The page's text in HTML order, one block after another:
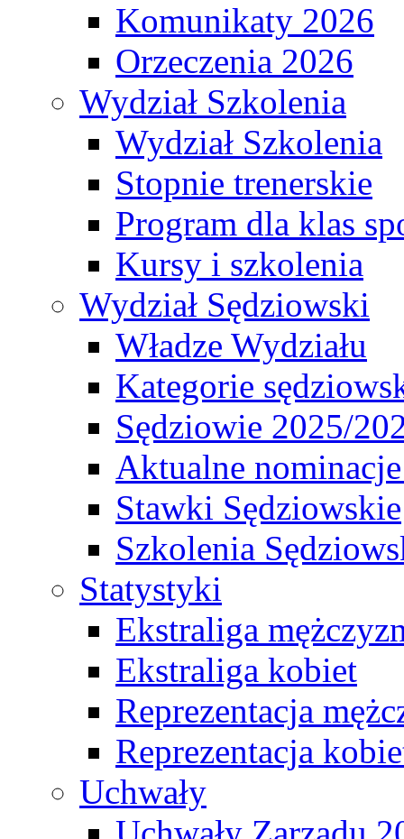
Komunikaty 2026
Orzeczenia 2026
Wydział Szkolenia
Wydział Szkolenia
Stopnie trenerskie
Program dla klas
Kursy i szkolenia
Wydział Sędziowski
Władze Wydziału
Kategorie
Sędziowie 2025/
Aktualne
Stawki Sędziowskie
Szkolenia
Statystyki
Ekstraliga
Ekstraliga kobiet
Reprezentacja
Reprezentacja
Uchwały